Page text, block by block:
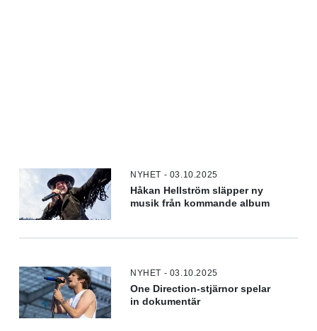
NYHET - 03.10.2025
Håkan Hellström släpper ny
musik från kommande album
NYHET - 03.10.2025
One Direction-stjärnor spelar
in dokumentär